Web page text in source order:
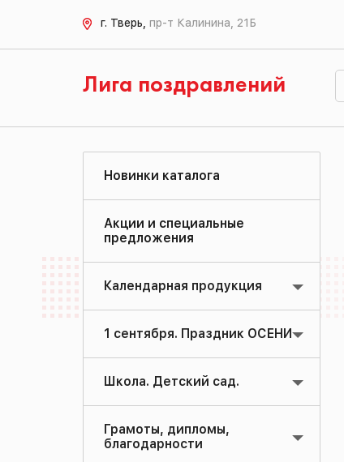
г. Тверь, пр-т Калинина, 21Б
Лига поздравлений
Новинки каталога
Акции и специальные
предложения
Календарная продукция
1 сентября. Праздник ОСЕНИ
Школа. Детский сад.
Грамоты, дипломы,
благодарности